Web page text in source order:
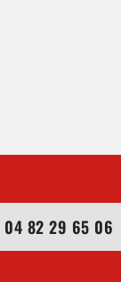
04 82 29 65 06